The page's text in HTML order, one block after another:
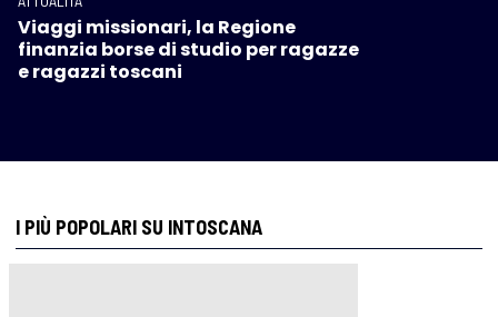
Viaggi missionari, la Regione
finanzia borse di studio per ragazze
e ragazzi toscani
I PIÙ POPOLARI SU INTOSCANA